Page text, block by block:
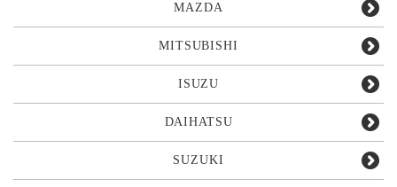
MAZDA
MITSUBISHI
ISUZU
DAIHATSU
SUZUKI